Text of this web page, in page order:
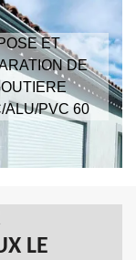
ET
DE
ALU/PVC 60
LE